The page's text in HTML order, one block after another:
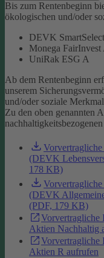
Bis zum Rentenbeginn
ökologischen und/oder
DEVK
Monega FairInvest
UniRak ESG A
Ab dem Rentenbeginn
unserem
und/oder soziale
Zu den oben genannten
(DEVK
178 KB)
(DEVK
(PDF, 179 KB)
Vorvertragliche
Aktien Nachhaltig
Vorvertragliche
Aktien R aufrufen